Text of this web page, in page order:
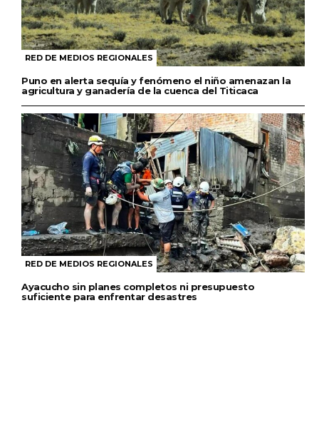
RED DE MEDIOS REGIONALES
Puno en alerta sequía y fenómeno el niño amenazan la
agricultura y ganadería de la cuenca del Titicaca
RED DE MEDIOS REGIONALES
Ayacucho sin planes completos ni presupuesto
suficiente para enfrentar desastres